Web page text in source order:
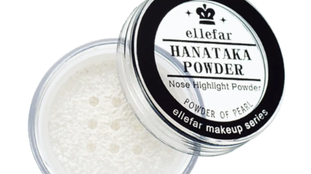
について
Follow us
ST member